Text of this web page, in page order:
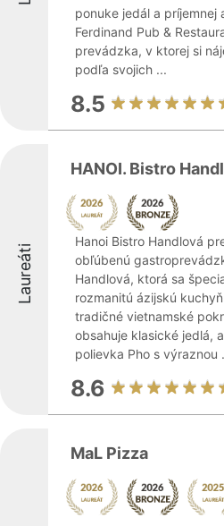
ponuke jedál a príjemnej
Ferdinand Pub &
prevádzka, v ktorej si
podľa svojich ...
8.5
Laureáti
HANOI. Bistro
Hanoi Bistro Handlová
obľúbenú
Handlová, ktorá sa
rozmanitú ázijskú
tradičné vietnamské
obsahuje klasické jedlá,
polievka Pho s výraznou
8.6
MaL Pizza